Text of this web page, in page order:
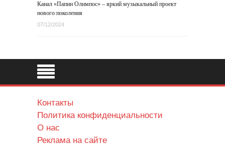
Канал «Папин Олимпос» – яркий музыкальный проект
нового поколения
07/12/2024
Контакты
Политика конфиденциальности
О нас
Реклама на сайте